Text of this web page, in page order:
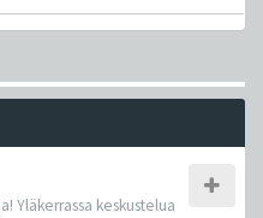
Yläkerrassa keskustelua